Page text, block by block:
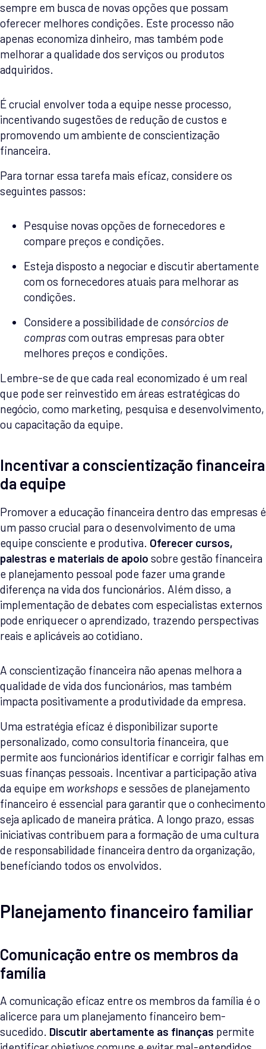
sempre em busca de novas opções que possam
oferecer melhores condições. Este processo não
apenas economiza dinheiro, mas também pode
melhorar a qualidade dos serviços ou produtos
adquiridos.
É crucial envolver toda a equipe nesse processo,
incentivando sugestões de redução de custos e
promovendo um ambiente de conscientização
financeira.
Para tornar essa tarefa mais eficaz, considere os
seguintes passos:
Pesquise novas opções de fornecedores e
compare preços e condições.
Esteja disposto a negociar e discutir abertamente
com os fornecedores atuais para melhorar as
condições.
Considere a possibilidade de consórcios de
comprascom outras empresas para obter
melhores preços e condições.
Lembre-se de que cada real economizado é um real
que pode ser reinvestido em áreas estratégicas do
negócio, como marketing, pesquisa e desenvolvimento,
ou capacitação da equipe.
Incentivar a conscientização financeira
da equipe
Promover a educação financeira dentro das empresas é
um passo crucial para o desenvolvimento de uma
equipe consciente e produtiva. Oferecer cursos,
palestras e materiais de apoio sobre gestão financeira
e planejamento pessoal pode fazer uma grande
diferença na vida dos funcionários. Além disso, a
implementação de debates com especialistas externos
pode enriquecer o aprendizado, trazendo perspectivas
reais e aplicáveis ao cotidiano.
A conscientização financeira não apenas melhora a
qualidade de vida dos funcionários, mas também
impacta positivamente a produtividade da empresa.
Uma estratégia eficaz é disponibilizar suporte
personalizado, como consultoria financeira, que
permite aos funcionários identificar e corrigir falhas em
suas finanças pessoais. Incentivar a participação ativa
da equipe em workshops e sessões de planejamento
financeiro é essencial para garantir que o conhecimento
seja aplicado de maneira prática. A longo prazo, essas
iniciativas contribuem para a formação de uma cultura
de responsabilidade financeira dentro da organização,
beneficiando todos os envolvidos.
Planejamento financeiro familiar
Comunicação entre os membros da
família
A comunicação eficaz entre os membros da família é o
alicerce para um planejamento financeiro bem-
sucedido. Discutir abertamente as finanças permite